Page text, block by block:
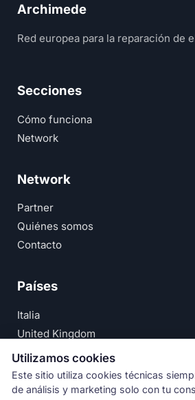
Archimede
Red europea para la reparación de
Secciones
Cómo funciona
Network
Network
Partner
Quiénes somos
Contacto
Países
Italia
United Kingdom
Deutschland
España
Utilizamos cookies
Este sitio utiliza cookies técnicas
de análisis y marketing solo con tu